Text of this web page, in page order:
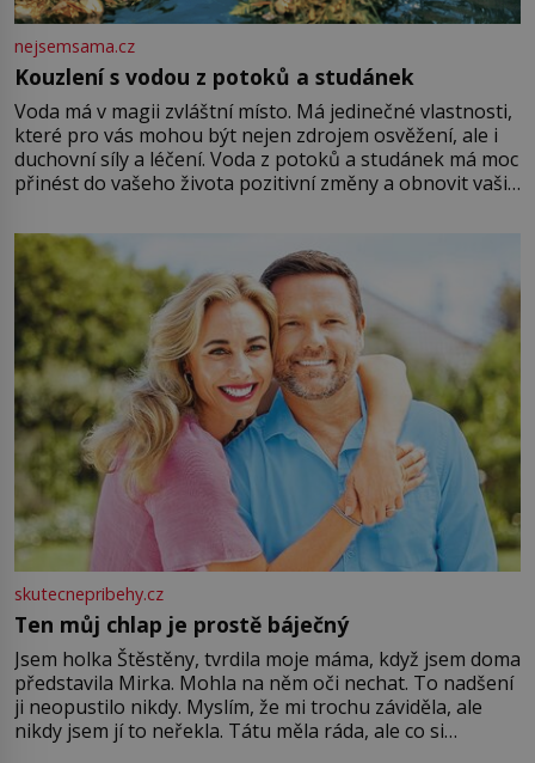
nejsemsama.cz
Kouzlení s vodou z potoků a studánek
Voda má v magii zvláštní místo. Má jedinečné vlastnosti,
které pro vás mohou být nejen zdrojem osvěžení, ale i
duchovní síly a léčení. Voda z potoků a studánek má moc
přinést do vašeho života pozitivní změny a obnovit vaši
můžete obohatit své rituály a přinést do svého života
větší harmonii a klid. Je důležité
skutecnepribehy.cz
Ten můj chlap je prostě báječný
Jsem holka Štěstěny, tvrdila moje máma, když jsem doma
představila Mirka. Mohla na něm oči nechat. To nadšení
ji neopustilo nikdy. Myslím, že mi trochu záviděla, ale
nikdy jsem jí to neřekla. Tátu měla ráda, ale co si